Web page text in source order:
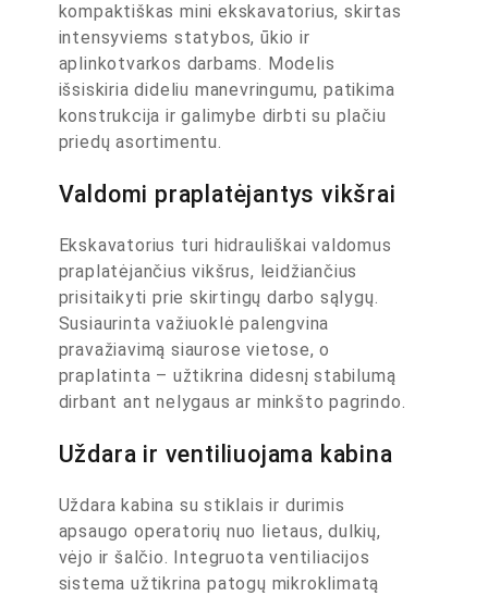
kompaktiškas mini ekskavatorius, skirtas
intensyviems statybos, ūkio ir
aplinkotvarkos darbams. Modelis
išsiskiria dideliu manevringumu, patikima
konstrukcija ir galimybe dirbti su plačiu
priedų asortimentu.
Valdomi praplatėjantys vikšrai
Ekskavatorius turi hidrauliškai valdomus
praplatėjančius vikšrus, leidžiančius
prisitaikyti prie skirtingų darbo sąlygų.
Susiaurinta važiuoklė palengvina
pravažiavimą siaurose vietose, o
praplatinta – užtikrina didesnį stabilumą
dirbant ant nelygaus ar minkšto pagrindo.
Uždara ir ventiliuojama kabina
Uždara kabina su stiklais ir durimis
apsaugo operatorių nuo lietaus, dulkių,
vėjo ir šalčio. Integruota ventiliacijos
sistema užtikrina patogų mikroklimatą